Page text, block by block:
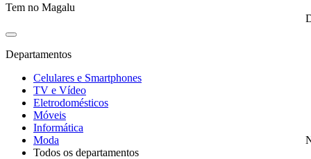
Tem no Magalu
Departamentos
Celulares e Smartphones
TV e Vídeo
Eletrodomésticos
Móveis
Informática
Moda
Todos os departamentos